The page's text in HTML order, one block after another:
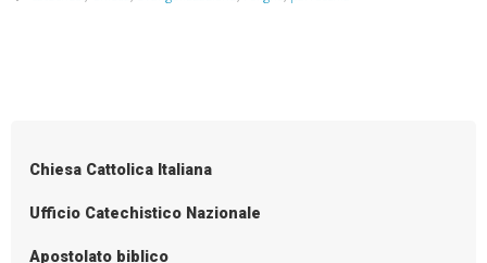
evangelizzazione
Chiesa Cattolica Italiana
Ufficio Catechistico Nazionale
Apostolato biblico